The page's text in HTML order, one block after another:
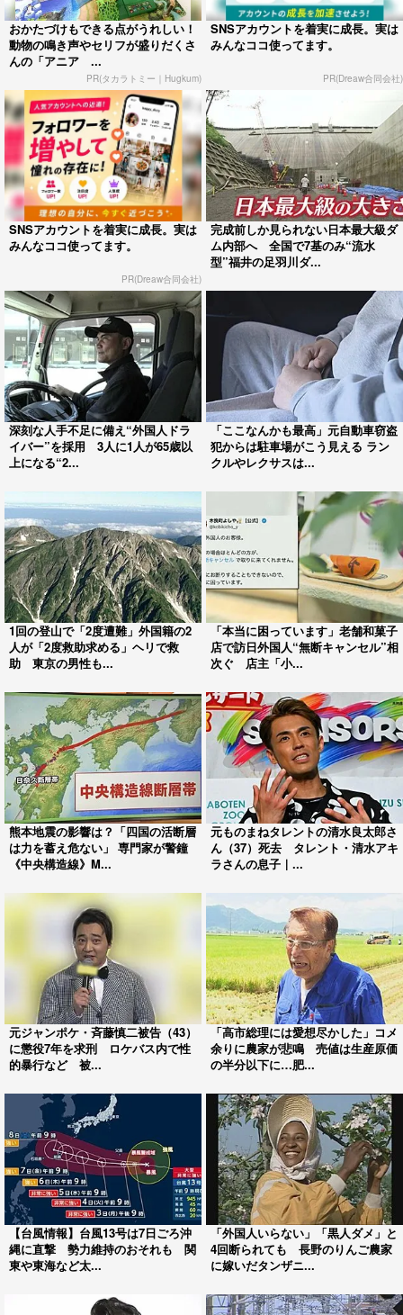
おかたづけもできる点がうれしい！
動物の鳴き声やセリフが盛りだくさ
んの「アニア ...
PR(タカラトミー｜Hugkum)
SNSアカウントを着実に成長。実は
みんなココ使ってます。
PR(Dreaw合同会社)
SNSアカウントを着実に成長。実は
みんなココ使ってます。
PR(Dreaw合同会社)
完成前しか見られない日本最大級ダ
ム内部へ 全国で7基のみ“流水
型”福井の足羽川ダ...
深刻な人手不足に備え“外国人ドラ
イバー”を採用 3人に1人が65歳以
上になる“2...
「ここなんかも最高」元自動車窃盗
犯からは駐車場がこう見える ラン
クルやレクサスは...
1回の登山で「2度遭難」外国籍の2
人が「2度救助求める」ヘリで救
助 東京の男性も...
「本当に困っています」老舗和菓子
店で訪日外国人“無断キャンセル”相
次ぐ 店主「小...
熊本地震の影響は？「四国の活断層
は力を蓄え危ない」 専門家が警鐘
《中央構造線》M...
元ものまねタレントの清水良太郎さ
ん（37）死去 タレント・清水アキ
ラさんの息子｜...
元ジャンポケ・斉藤慎二被告（43）
に懲役7年を求刑 ロケバス内で性
的暴行など 被...
「高市総理には愛想尽かした」コメ
余りに農家が悲鳴 売値は生産原価
の半分以下に…肥...
【台風情報】台風13号は7日ごろ沖
縄に直撃 勢力維持のおそれも 関
東や東海など太...
「外国人いらない」「黒人ダメ」と
4回断られても 長野のりんご農家
に嫁いだタンザニ...